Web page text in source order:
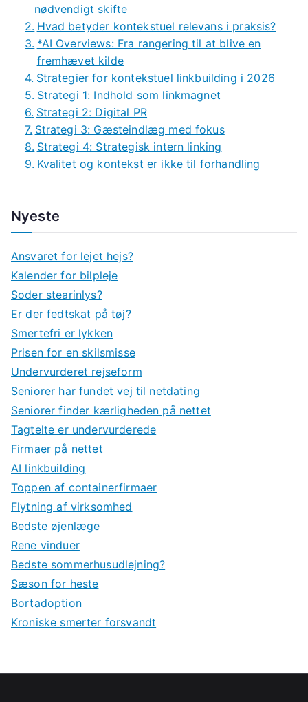
nødvendigt skifte
Hvad betyder kontekstuel relevans i praksis?
*AI Overviews: Fra rangering til at blive en
fremhævet kilde
Strategier for kontekstuel linkbuilding i 2026
Strategi 1: Indhold som linkmagnet
Strategi 2: Digital PR
Strategi 3: Gæsteindlæg med fokus
Strategi 4: Strategisk intern linking
Kvalitet og kontekst er ikke til forhandling
Nyeste
Ansvaret for lejet hejs?
Kalender for bilpleje
Soder stearinlys?
Er der fedtskat på tøj?
Smertefri er lykken
Prisen for en skilsmisse
Undervurderet rejseform
Seniorer har fundet vej til netdating
Seniorer finder kærligheden på nettet
Tagtelte er undervurderede
Firmaer på nettet
AI linkbuilding
Toppen af containerfirmaer
Flytning af virksomhed
Bedste øjenlæge
Rene vinduer
Bedste sommerhusudlejning?
Sæson for heste
Bortadoption
Kroniske smerter forsvandt